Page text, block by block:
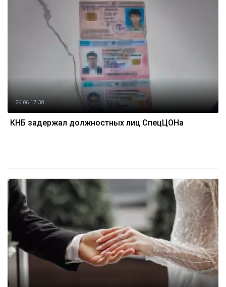
26.06 17:38
КНБ задержал должностных лиц СпецЦОНа